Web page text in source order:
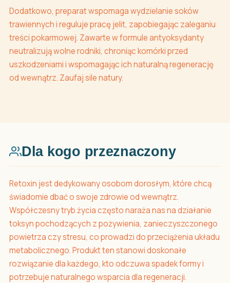
Dodatkowo, preparat wspomaga wydzielanie soków
trawiennych i reguluje pracę jelit, zapobiegając zaleganiu
treści pokarmowej. Zawarte w formule antyoksydanty
neutralizują wolne rodniki, chroniąc komórki przed
uszkodzeniami i wspomagając ich naturalną regenerację
od wewnątrz. Zaufaj sile natury.
Dla kogo przeznaczony
Retoxin jest dedykowany osobom dorosłym, które chcą
świadomie dbać o swoje zdrowie od wewnątrz.
Współczesny tryb życia często naraża nas na działanie
toksyn pochodzących z pożywienia, zanieczyszczonego
powietrza czy stresu, co prowadzi do przeciążenia układu
metabolicznego. Produkt ten stanowi doskonałe
rozwiązanie dla każdego, kto odczuwa spadek formy i
potrzebuje naturalnego wsparcia dla regeneracji.